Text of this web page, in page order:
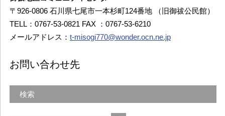
〒926-0806 石川県七尾市一本杉町124番地 （旧御祓公民館）
TELL：0767-53-0821 FAX ：0767-53-6210
メールアドレス： t-misogi770@wonder.ocn.ne.jp
お問い合わせ先
検索